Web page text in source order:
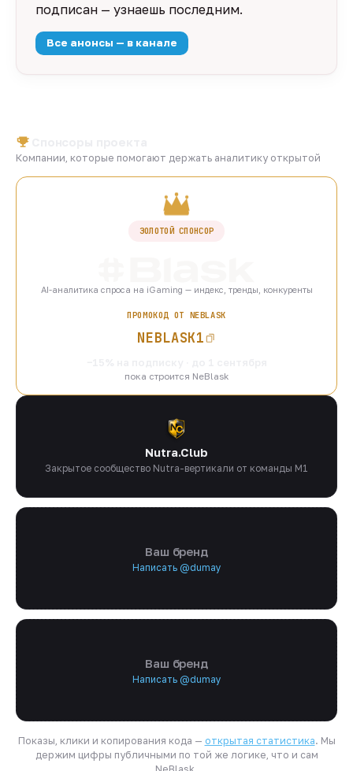
подписан — узнаешь последним.
Все анонсы — в канале
Компании, которые помогают держать аналитику открытой
ЗОЛОТОЙ СПОНСОР
AI-аналитика спроса на iGaming — индекс, тренды, конкуренты
ПРОМОКОД ОТ NEBLASK
NEBLASK1
пока строится NeBlask
Nutra.Club
Закрытое сообщество Nutra-вертикали от команды M1
Ваш бренд
Написать @dumay
Ваш бренд
Написать @dumay
Показы, клики и копирования кода — открытая статистика. Мы
держим цифры публичными по той же логике, что и сам